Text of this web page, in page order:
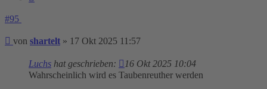
#95
Beitrag
von shartelt » 17 Okt 2025 11:57
Luchs hat geschrieben:
16 Okt 2025 10:04
Wahrscheinlich wird es Taubenreuther werden